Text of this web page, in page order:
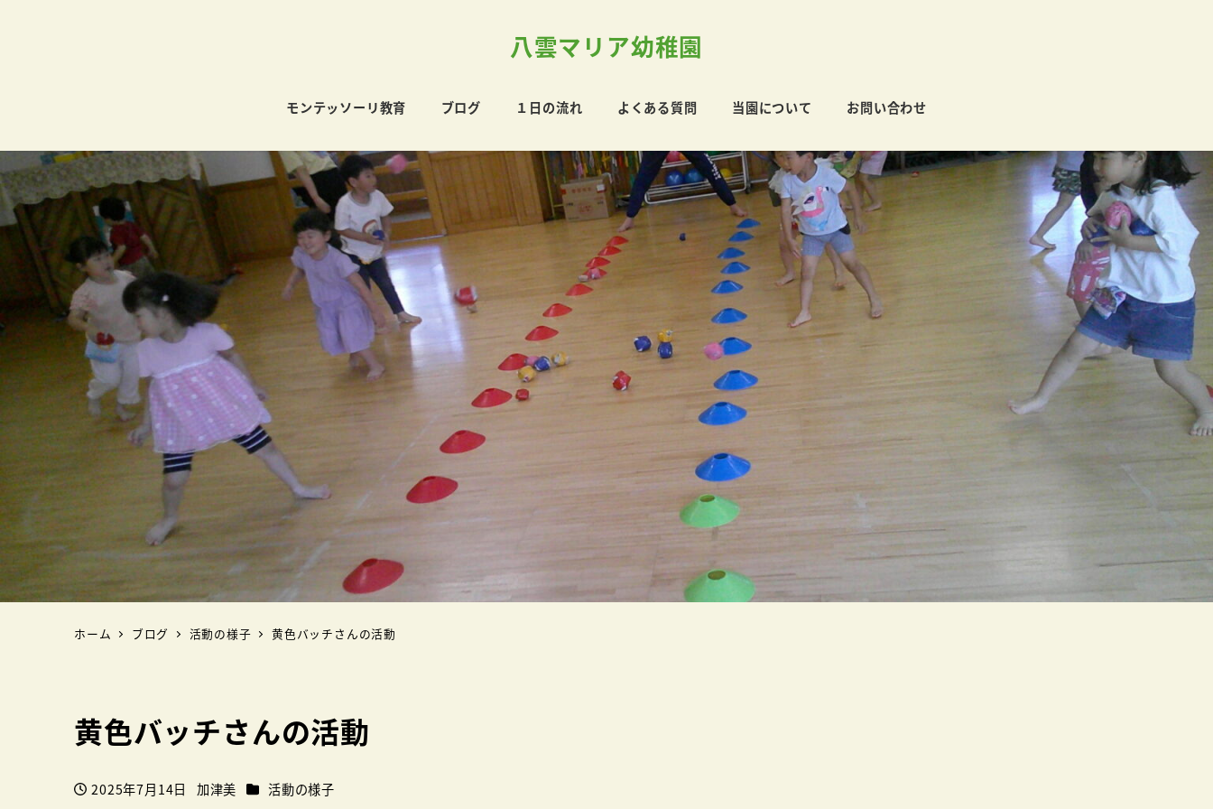
八雲マリア幼稚園
モンテッソーリ教育 ブログ １日の流れ よくある質問 当園について お問い合わせ
ホーム ブログ 活動の様子 黄色バッチさんの活動
黄色バッチさんの活動
投稿日
2025年7月14日
著
加津美 カテゴリー
活動の様子